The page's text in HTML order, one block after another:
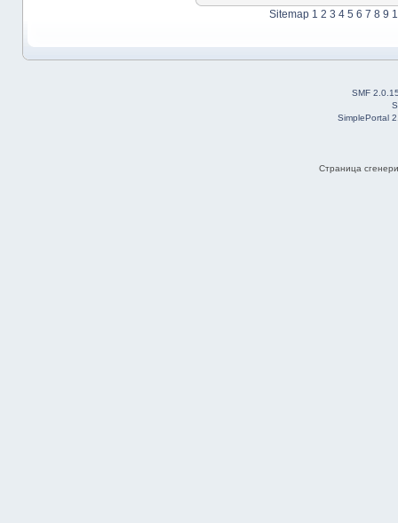
Sitemap 1 2 3 4 5 6 7 8 9
SMF
SimplePortal
Страница